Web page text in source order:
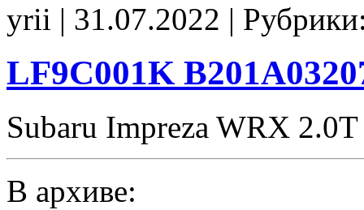
Stage1
E2
yrii | 31.07.2022 |
LF9C001K
Subaru Impreza WRX 2.0T
В архиве: